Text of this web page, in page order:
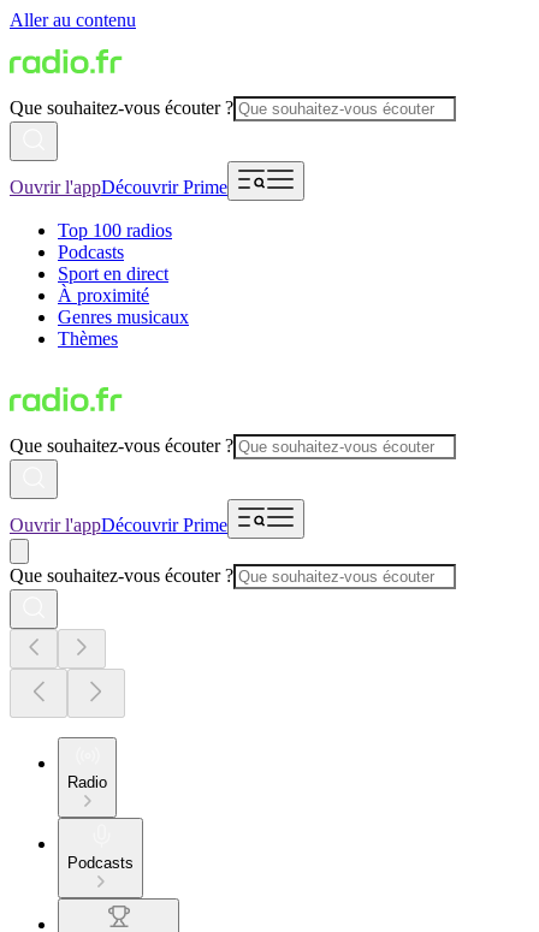
Aller au contenu
Que souhaitez-vous écouter ?
Ouvrir l'appDécouvrir Prime
Top 100 radios
Podcasts
Sport en direct
À proximité
Genres musicaux
Thèmes
Que souhaitez-vous écouter ?
Ouvrir l'appDécouvrir Prime
Que souhaitez-vous écouter ?
Radio
Podcasts